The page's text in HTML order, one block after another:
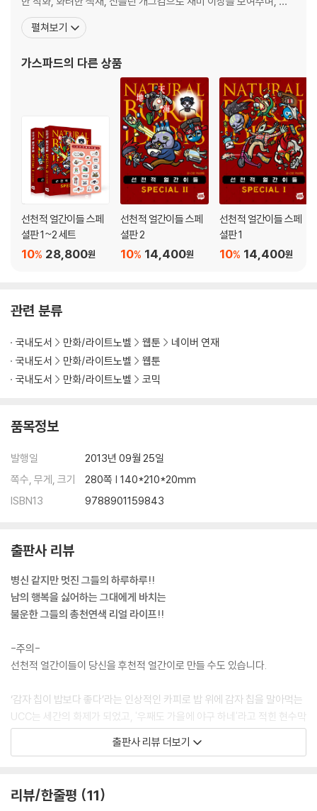
치 마법사 같은 매력으로 팬들을 홀리고 있다. 현재 매주 목요일 [전
자오락 수호대]를 연재하고 있으며, 2017년 6월부터 『선천적 얼간
천적 얼간이들] 2013 [
펼쳐보기
가스파드의 다른 상품
선천적 얼간이들 스페
셜판 1~2 세트
28,800원
10%
선천적 얼간이들 스페
셜판 2
14,400원
10%
선천적 얼간이들 스페
셜판 1
14,400원
10%
관련 분류
국내도서 만화/라이트노벨 웹툰
네이버 연재
국내도서
만화/라이트노벨
웹툰
국내도서
만화/라이트노벨 코믹
품목정보
발행일
2013년 09월 25일
쪽수, 무게, 크기
280쪽 | 140*210*20mm
ISBN13
9788901159843
출판사 리뷰
병신 같지만 멋진 그들의 하루하루!!
남의 행복을 싫어하는 그대에게 바치는
불운한 그들의 총천연색 리얼 라이프!!
-주의-
선천적 얼간이들이 당신을 후천적 얼간이로 만들 수도 있습니다.
‘감자 칩이 밥보다 좋다’라는 인상적인 카피로 밥 위에 감자 칩을 말아먹는
UCC는 세간의 화제가 되었고, '우째도 가을에 야구 하네'라고 적힌 현수막
을 열심히 흔들어 댄 결과 소원하던 TV 중계 카메라에도 얼굴을 내비쳤다.
이렇듯 바보 같은 짓에도 그들만의 철학이 녹아들어 있다면 얼마나 멋진
꽤 멋있는 얼간이들이다.
출판사 리뷰 더보기
리뷰/한줄평 11